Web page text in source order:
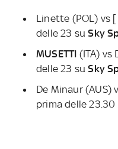
Linette (POL) vs
delle 23 suSky
MUSETTI (ITA) vs
delle 23 suSky
De Minaur (AUS)
prima delle